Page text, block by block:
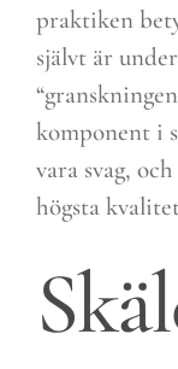
praktiken
självt är
komponent i
vara svag,
högsta